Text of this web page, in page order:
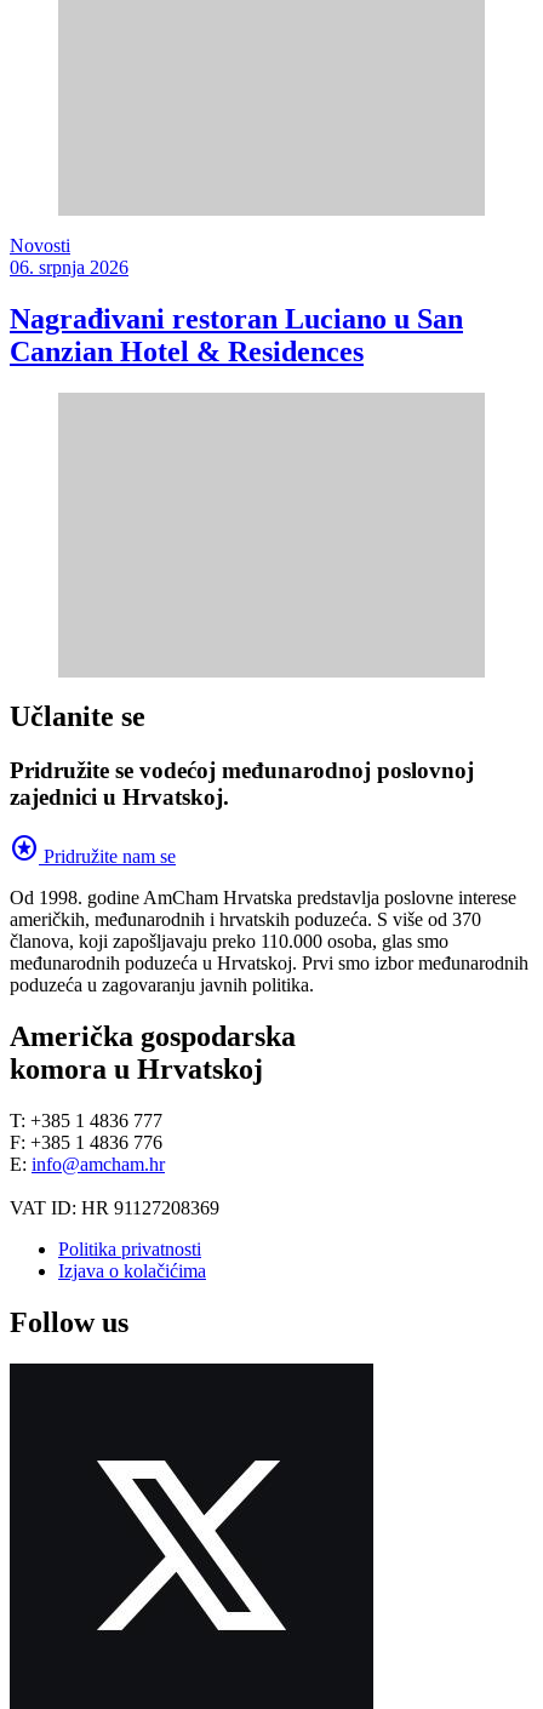
Novosti
06. srpnja 2026
Nagrađivani restoran Luciano u San
Canzian Hotel & Residences
Učlanite se
Pridružite se vodećoj međunarodnoj poslovnoj
zajednici u Hrvatskoj.
stars Pridružite nam se
Od 1998. godine AmCham Hrvatska predstavlja poslovne interese
američkih, međunarodnih i hrvatskih poduzeća. S više od 370
članova, koji zapošljavaju preko 110.000 osoba, glas smo
međunarodnih poduzeća u Hrvatskoj. Prvi smo izbor međunarodnih
poduzeća u zagovaranju javnih politika.
Američka gospodarska
komora u Hrvatskoj
T: +385 1 4836 777
F: +385 1 4836 776
E: info@amcham.hr
VAT ID: HR 91127208369
Politika privatnosti
Izjava o kolačićima
Follow us